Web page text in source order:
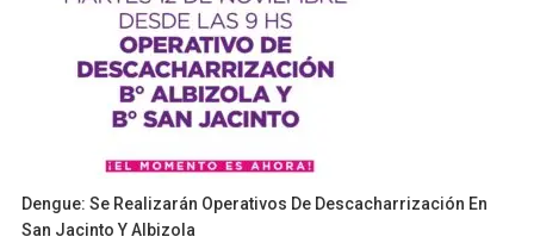
Dengue: Se Realizarán Operativos De Descacharrización En
San Jacinto Y Albizola